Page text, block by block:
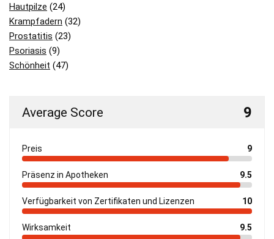
Hautpilze (24)
Krampfadern (32)
Prostatitis (23)
Psoriasis (9)
Schönheit (47)
Average Score 9
Preis 9
Präsenz in Apotheken 9.5
Verfügbarkeit von Zertifikaten und Lizenzen 10
Wirksamkeit 9.5